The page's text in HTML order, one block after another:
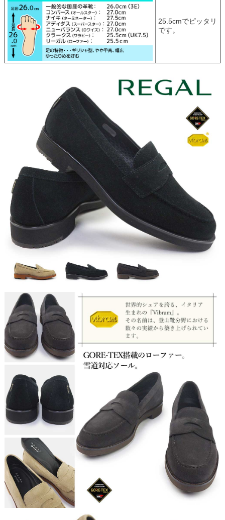
25.5cmでピッタリ
です。